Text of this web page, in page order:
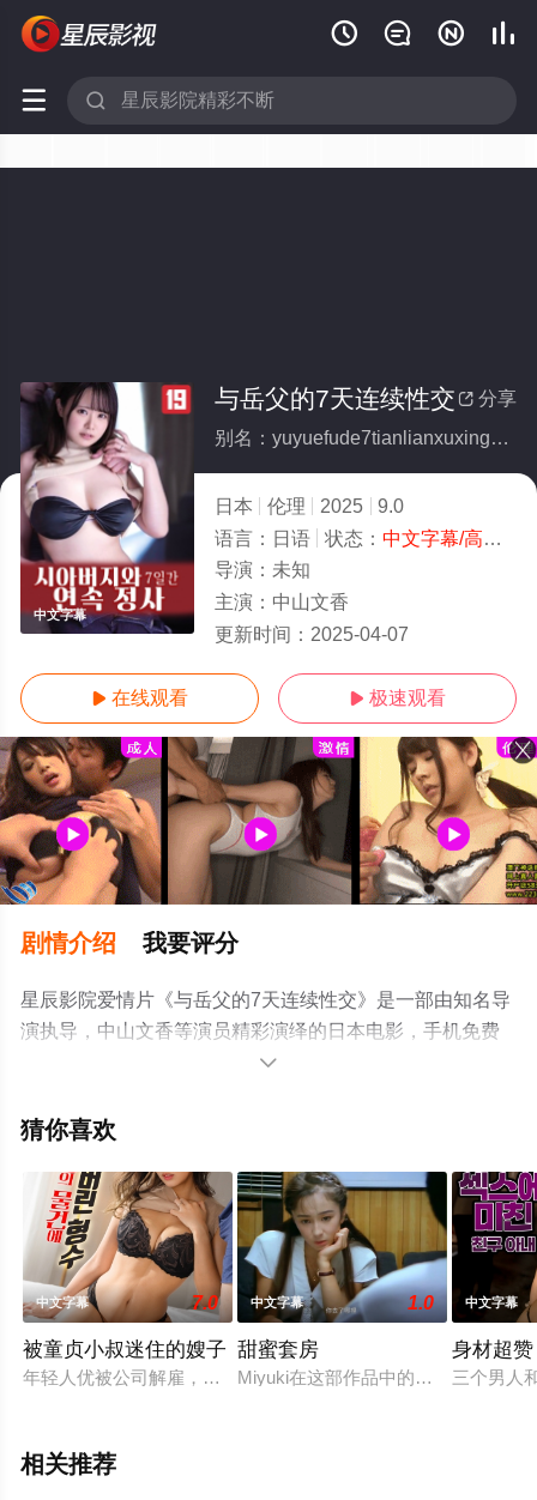
   
 
中文字幕
 分享
与岳父的7天连续性交
别名：yuyuefude7tianlianxuxingjiao
日本 伦理 2025
9.0
语言： 日语 状态： 中文字幕/高清
导演： 未知
主演： 中山文香
更新时间： 2025-04-07
 在线观看  极速观看
剧情介绍 我要评分
星辰影院爱情片《与岳父的7天连续性交》是一部由知名导
演执导，中山文香等演员精彩演绎的日本电影，手机免费
观看高清无删减完整版电影就上星辰电影网，更多相关信

猜你喜欢
中文字幕 7.0
被童贞小叔迷住的嫂子
年轻人优被公司解雇，又被赶出家门，最终只能和哥哥嫂子一
中文字幕 1.0
甜蜜套房
Miyuki在这部作品中的办公室是一名
中文字幕
身材超
三个男人
相关推荐